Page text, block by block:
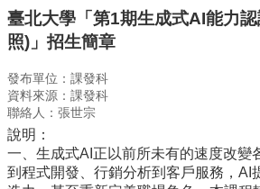
廣
興
刊
專
欄
校
園
臺北大學「第1期生成式AI能力
照)」招生簡章
發布單位：課發科
資料來源：課發科
聯絡人：張世宗
說明：
一、生成式AI正以前所未有的速度改變
到程式開發、行銷分析到客戶服務，AI